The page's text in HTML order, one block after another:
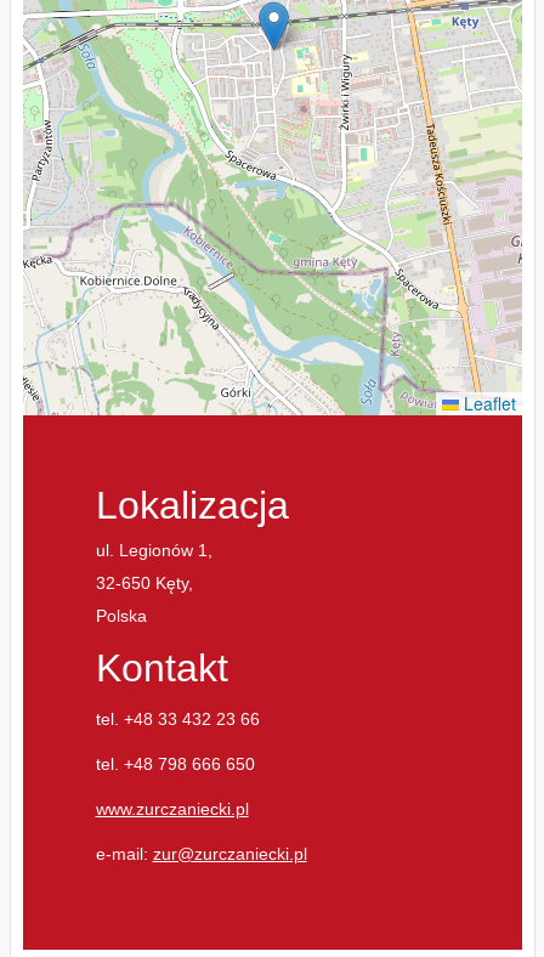
Leaflet
Lokalizacja
ul. Legionów 1,
32-650 Kęty,
Polska
Kontakt
tel. +48 33 432 23 66
tel. +48 798 666 650
www.zurczaniecki.pl
e-mail: zur@zurczaniecki.pl